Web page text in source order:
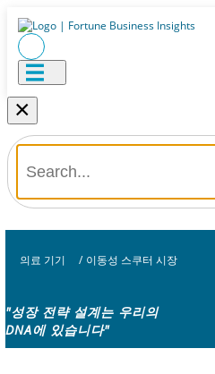
×
의료 기기 / 이동성 스쿠터 시장
"성장 전략 설계는 우리의
DNA에 있습니다"